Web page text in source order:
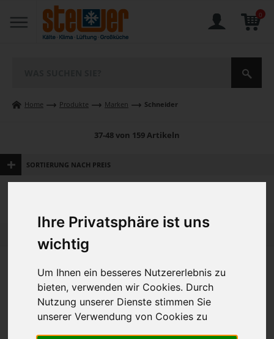
Ihre Privatsphäre ist uns
wichtig
Um Ihnen ein besseres Nutzererlebnis zu
bieten, verwenden wir Cookies. Durch
Nutzung unserer Dienste stimmen Sie
unserer Verwendung von Cookies zu
0
Home Produkte Marken Schneider
37-48 von 159 Artikeln
SORTIERUNG NACH PREIS